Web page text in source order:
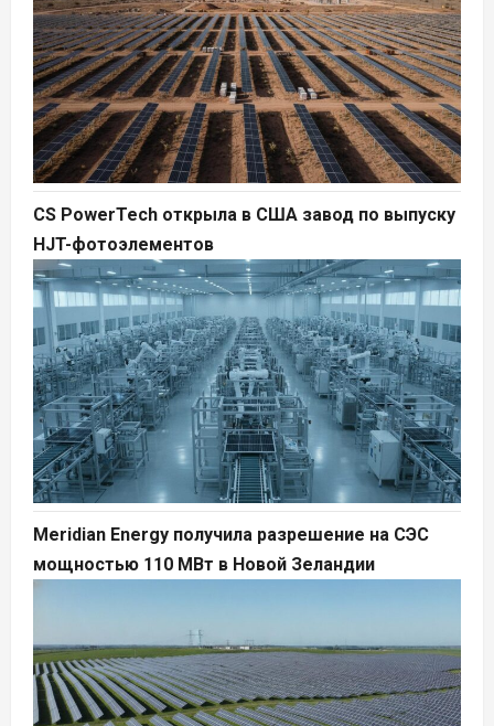
CS PowerTech открыла в США завод по выпуску
HJT-фотоэлементов
Meridian Energy получила разрешение на СЭС
мощностью 110 МВт в Новой Зеландии